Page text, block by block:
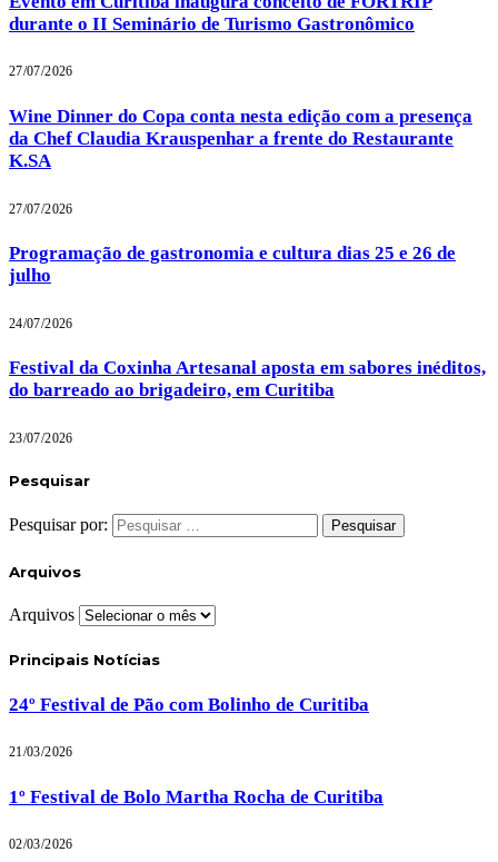
durante o II Seminário de Turismo Gastronômico
27/07/2026
Wine Dinner do Copa conta nesta edição com a presença
da Chef Claudia Krauspenhar a frente do Restaurante
K.SA
27/07/2026
Programação de gastronomia e cultura dias 25 e 26 de
julho
24/07/2026
Festival da Coxinha Artesanal aposta em sabores inéditos,
do barreado ao brigadeiro, em Curitiba
23/07/2026
Pesquisar
Pesquisar por:
Arquivos
Arquivos
Principais Notícias
24º Festival de Pão com Bolinho de Curitiba
21/03/2026
1º Festival de Bolo Martha Rocha de Curitiba
02/03/2026